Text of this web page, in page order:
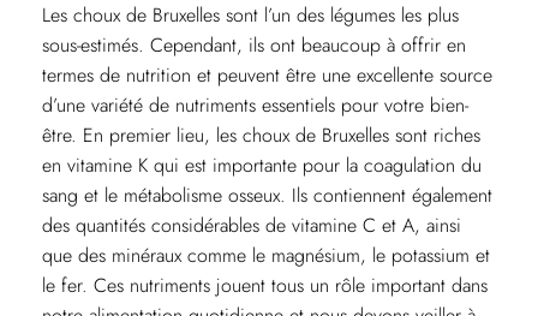
Les choux de Bruxelles sont l’un des légumes les plus
sous-estimés. Cependant, ils ont beaucoup à offrir en
termes de nutrition et peuvent être une excellente source
d’une variété de nutriments essentiels pour votre bien-
être. En premier lieu, les choux de Bruxelles sont riches
en vitamine K qui est importante pour la coagulation du
sang et le métabolisme osseux. Ils contiennent également
des quantités considérables de vitamine C et A, ainsi
que des minéraux comme le magnésium, le potassium et
le fer. Ces nutriments jouent tous un rôle important dans